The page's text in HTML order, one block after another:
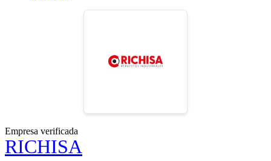
Empresa verificada
RICHISA